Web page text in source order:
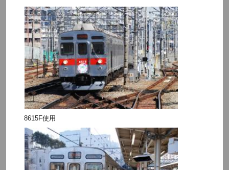
8615F使用